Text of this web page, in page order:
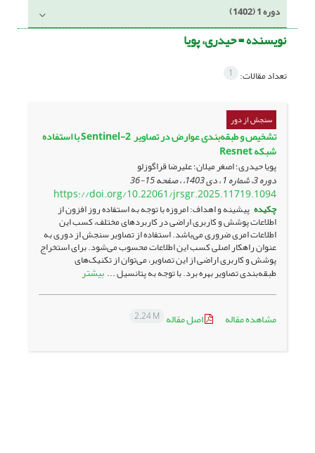
دوره 1 (1402)
نویسنده =حیدری، پویا
تعداد مقالات: 1
سنجش از دور
تشخیص و طبقه‌بندی عوارض در تصاویر ‏Sentinel-2 ‎‏ با استفاده
شبکه ‏Resnet
پویا حیدری؛ اصغر میلان؛ علیرضا قراگوزلو
دوره 3، شماره 1 ، دی 1403، ، صفحه 15-36
https://doi.org/10.22061/jrsgr.2025.11719.1094
چکیده پیشینه و اهداف: امروزه با توجه به استفاده روز افزون از
اطلاعات پوشش و کاربری اراضی در کاربردهای مختلف، کسب این
اطلاعات امری ضروری می‌باشد. استفاده از تصاویر سنجش از دوری به
عنوان راهکار اصلی کسب این اطلاعات محسوب می‌شود. برای استخراج
پوشش و کاربری اراضی از این تصاویر، می‌توان از تکنیک‌های
طبقه‌بندی تصاویر بهره برد. با توجه به پتانسیل ... بیشتر
مشاهده مقاله اصل مقاله 2.24 M